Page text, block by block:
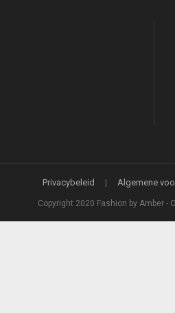
Privacybeleid Algemene
Copyright 2020 Fashion by Amber -